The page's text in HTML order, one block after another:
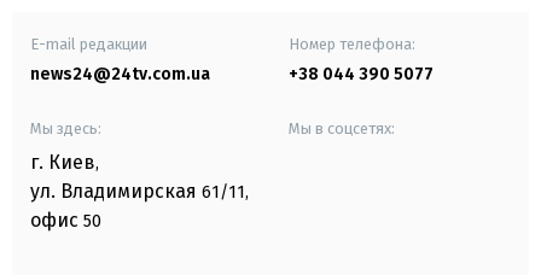
E-mail редакции
news24@24tv.com.ua
Номер телефона:
+38 044 390 5077
Мы здесь:
г. Киев,
ул. Владимирская 61/11,
офис 50
Мы в соцсетях: